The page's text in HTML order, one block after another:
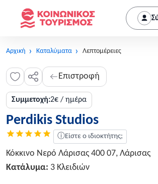
Αρχική Καταλύματα Λεπτομέρειες
Συμμετοχή:2€ / ημέρα
Perdikis Studios
ⓘΕίστε ο ιδιοκτήτης;
Κόκκινο Νερό Λάρισας 400 07, Λάρισας
Κατάλυμα: 3 Κλειδιών
Επιστροφή